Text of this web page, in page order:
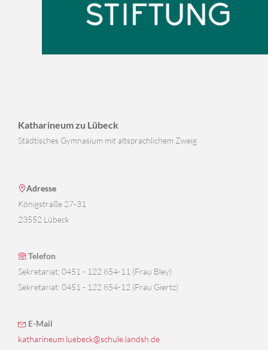
Katharineum zu Lübeck
Städtisches Gymnasium mit altsprachlichem Zweig
Adresse
Königstraße 27-31
23552 Lübeck
Telefon
Sekretariat: 0451 - 122 854-11 (Frau Bley)
Sekretariat: 0451 - 122 854-12 (Frau Giertz)
E-Mail
katharineum.luebeck@schule.landsh.de